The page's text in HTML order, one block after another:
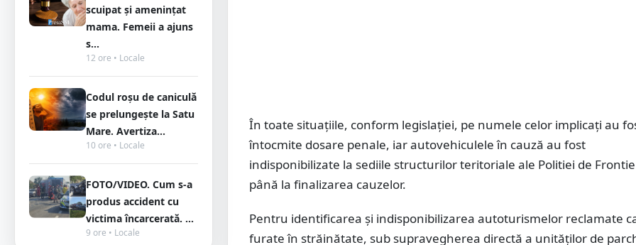
scuipat și amenințat
mama. Femeii a ajuns
s...
12 ore • Locale
Codul roșu de caniculă
se prelungește la Satu
Mare. Avertiza...
10 ore • Locale
FOTO/VIDEO. Cum s-a
produs accident cu
victima încarcerată. ...
9 ore • Locale
În toate situaţiile, conform legislaţiei, pe numele celor implicaţi au
întocmite dosare penale, iar autovehiculele în cauză au fost
indisponibilizate la sediile structurilor teritoriale ale Politiei de
până la finalizarea cauzelor.
Pentru identificarea şi indisponibilizarea autoturismelor reclamate
furate în străinătate, sub supravegherea directă a unităţilor de